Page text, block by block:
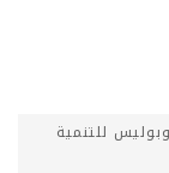
للتنمية